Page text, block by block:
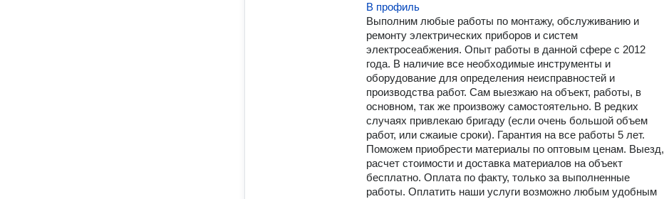
В профиль
Выполним любые работы по монтажу, обслуживанию и
ремонту электрических приборов и систем
электросеабжения. Опыт работы в данной сфере с 2012
года. В наличие все необходимые инструменты и
оборудование для определения неисправностей и
производства работ. Сам выезжаю на объект, работы, в
основном, так же произвожу самостоятельно. В редких
случаях привлекаю бригаду (если очень большой объем
работ, или сжаиые сроки). Гарантия на все работы 5 лет.
Поможем приобрести материалы по оптовым ценам. Выезд,
расчет стоимости и доставка материалов на объект
бесплатно. Оплата по факту, только за выполненные
работы. Оплатить наши услуги возможно любым удобным